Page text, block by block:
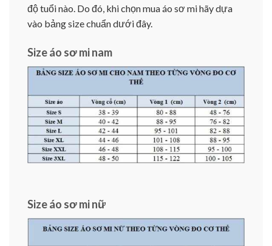
độ tuổi nào. Do đó, khi chọn mua áo sơ mi hãy dựa
vào bảng size chuẩn dưới đây.
Size áo sơ mi nam
Size áo sơ mi nữ